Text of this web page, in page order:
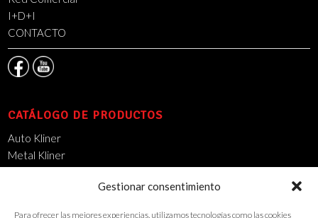
Gestionar consentimiento
Para ofrecer las mejores experiencias, utilizamos tecnologías como las cookies
I+D+I
CONTACTO
CATÁLOGO DE PRODUCTOS
Auto Kliner
Metal Kliner